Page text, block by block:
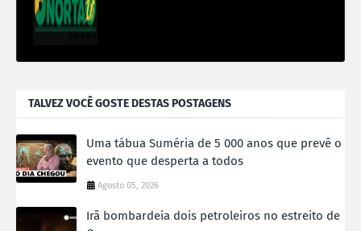
TALVEZ VOCÊ GOSTE DESTAS POSTAGENS
Uma tábua Suméria de 5 000 anos que prevê o
evento que desperta a todos
Agosto 05, 2026
Irã bombardeia dois petroleiros no estreito de